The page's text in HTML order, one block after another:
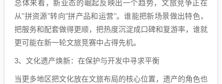
总体来看，新业态的崛起反映出一个趋势，文旅竞争正在
从"拼资源"转向"拼产品和运营"。谁能把新场景做出特色，
把服务和配套做得更顺，把热度沉淀成口碑和复游率，谁就
更可能在新一轮文旅竞赛中占得先机。
3、文化遗产焕新：在保护与开发中寻求平衡
当更多地区把文化放在文旅布局的核心位置，遗产的角色也